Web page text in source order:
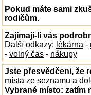
Pokud máte sami
rodičům.
Zajímají-li vás
Další odkazy: lékárna -
- volný čas - nákupy
Jste přesvědčeni, že
místa ze seznamu a
Vybrané místo: zatím